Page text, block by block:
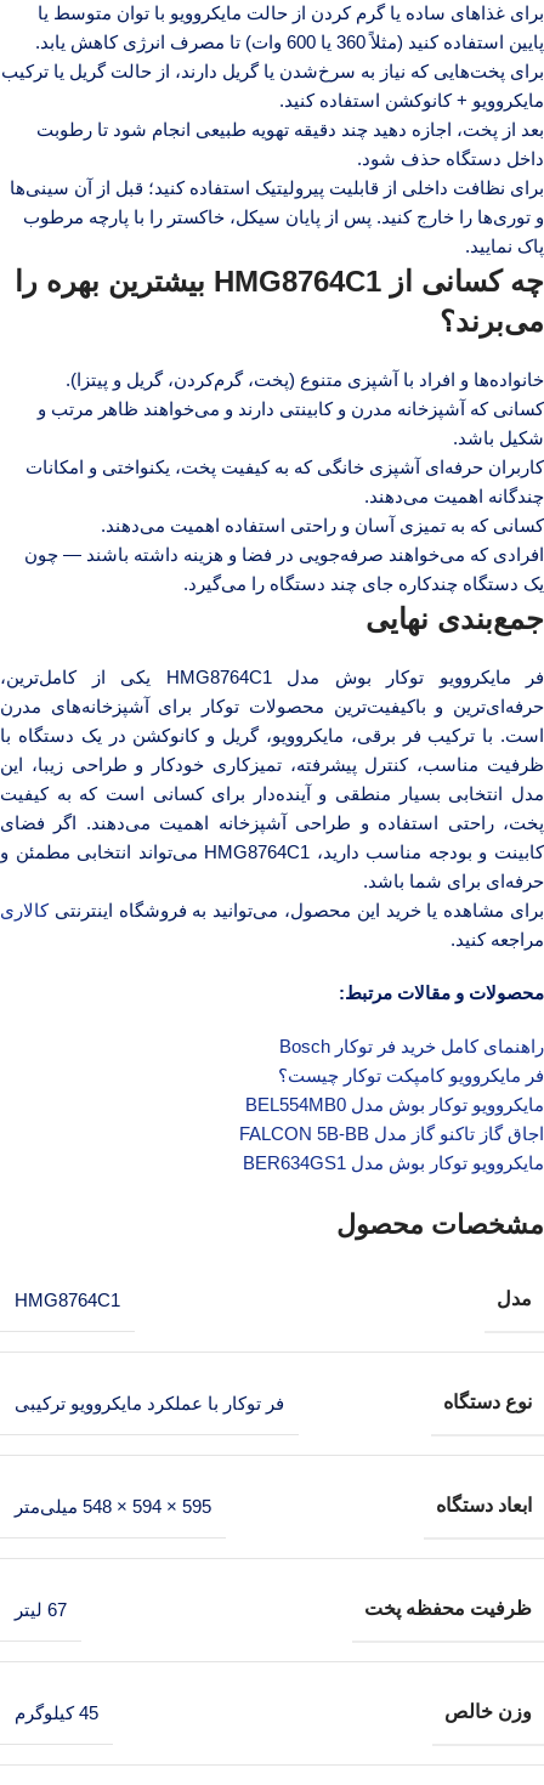
برای غذاهای ساده یا گرم کردن از حالت مایکروویو با توان متوسط یا
پایین استفاده کنید (مثلاً 360 یا 600 وات) تا مصرف انرژی کاهش یابد.
برای پخت‌هایی که نیاز به سرخ‌شدن یا گریل دارند، از حالت گریل یا ترکیب
مایکروویو + کانوکشن استفاده کنید.
بعد از پخت، اجازه دهید چند دقیقه تهویه طبیعی انجام شود تا رطوبت
داخل دستگاه حذف شود.
برای نظافت داخلی از قابلیت پیرولیتیک استفاده کنید؛ قبل از آن سینی‌ها
و توری‌ها را خارج کنید. پس از پایان سیکل، خاکستر را با پارچه مرطوب
پاک نمایید.
چه کسانی از HMG8764C1 بیشترین بهره را
می‌برند؟
خانواده‌ها و افراد با آشپزی متنوع (پخت، گرم‌کردن، گریل و پیتزا).
کسانی که آشپزخانه مدرن و کابینتی دارند و می‌خواهند ظاهر مرتب و
شکیل باشد.
کاربران حرفه‌ای آشپزی خانگی که به کیفیت پخت، یکنواختی و امکانات
چندگانه اهمیت می‌دهند.
کسانی که به تمیزی آسان و راحتی استفاده اهمیت می‌دهند.
افرادی که می‌خواهند صرفه‌جویی در فضا و هزینه داشته باشند — چون
یک دستگاه چندکاره جای چند دستگاه را می‌گیرد.
جمع‌بندی نهایی
فر مایکروویو توکار بوش مدل HMG8764C1 یکی از کامل‌ترین،
حرفه‌ای‌ترین و باکیفیت‌ترین محصولات توکار برای آشپزخانه‌های مدرن
است. با ترکیب فر برقی، مایکروویو، گریل و کانوکشن در یک دستگاه با
ظرفیت مناسب، کنترل پیشرفته، تمیزکاری خودکار و طراحی زیبا، این
مدل انتخابی بسیار منطقی و آینده‌دار برای کسانی است که به کیفیت
پخت، راحتی استفاده و طراحی آشپزخانه اهمیت می‌دهند. اگر فضای
کابینت و بودجه مناسب دارید، HMG8764C1 می‌تواند انتخابی مطمئن و
حرفه‌ای برای شما باشد.
برای مشاهده یا خرید این محصول، می‌توانید به فروشگاه اینترنتیکالا‌ری
مراجعه کنید.
محصولات و مقالات مرتبط:
راهنمای کامل خرید فر توکار Bosch
فر مایکروویو کامپکت توکار چیست؟
مایکروویو توکار بوش مدل BEL554MB0
اجاق گاز تاکنو گاز مدل FALCON 5B-BB
مایکروویو توکار بوش مدل BER634GS1
مشخصات محصول
مدل HMG8764C1
نوع دستگاه فر توکار با عملکرد مایکروویو ترکیبی
ابعاد دستگاه 595 × 594 × 548 میلی‌متر
ظرفیت محفظه پخت 67 لیتر
وزن خالص 45 کیلوگرم